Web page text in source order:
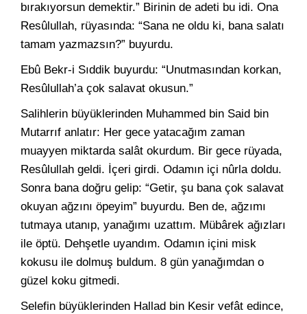
bırakıyorsun demektir.” Birinin de adeti bu idi. Ona
Resûlullah, rüyasında: “Sana ne oldu ki, bana salatı
tamam yazmazsın?” buyurdu.
Ebû Bekr-i Sıddik buyurdu: “Unutmasından korkan,
Resûlullah’a çok salavat okusun.”
Salihlerin büyüklerinden Muhammed bin Said bin
Mutarrıf anlatır: Her gece yatacağım zaman
muayyen miktarda salât okurdum. Bir gece rüyada,
Resûlullah geldi. İçeri girdi. Odamın içi nûrla doldu.
Sonra bana doğru gelip: “Getir, şu bana çok salavat
okuyan ağzını öpeyim” buyurdu. Ben de, ağzımı
tutmaya utanıp, yanağımı uzattım. Mübârek ağızları
ile öptü. Dehşetle uyandım. Odamın içini misk
kokusu ile dolmuş buldum. 8 gün yanağımdan o
güzel koku gitmedi.
Selefin büyüklerinden Hallad bin Kesir vefât edince,